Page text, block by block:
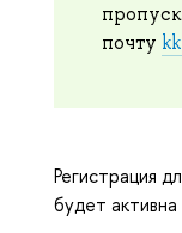
почту
Регистрация
будет